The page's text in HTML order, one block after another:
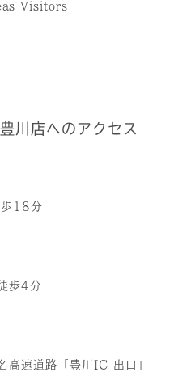
Visitors
川店へのアクセス
歩18分
歩4分
高速道路「豊川IC 出口」